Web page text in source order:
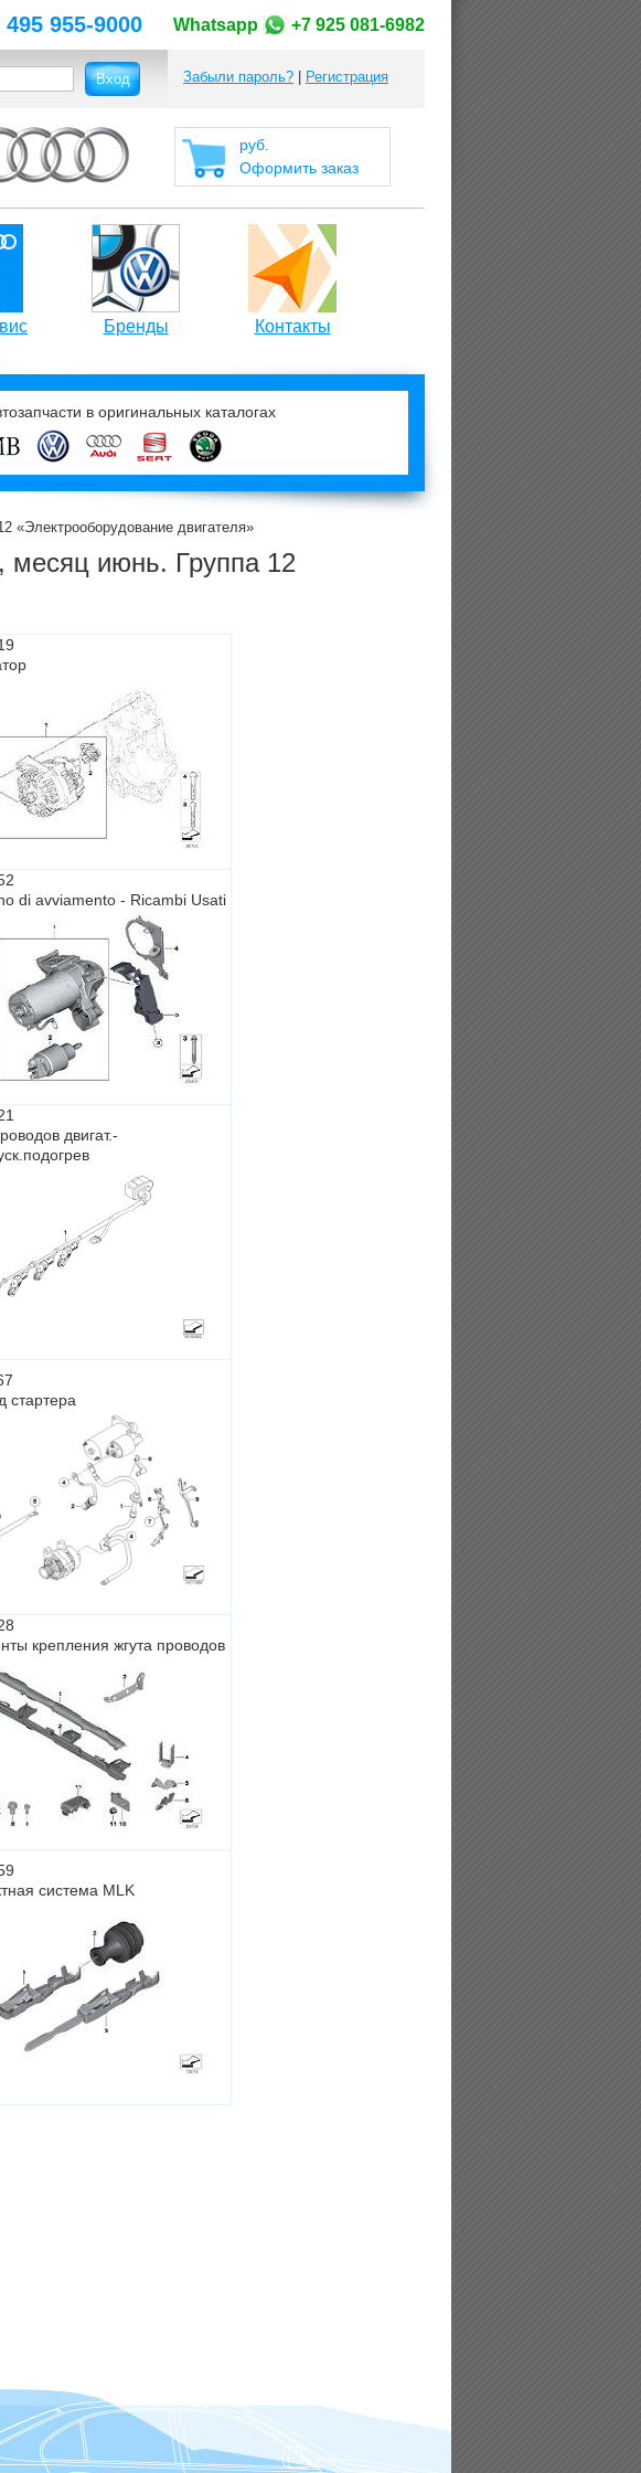
Whatsapp +7 925 081-6982
495 955-9000
Забыли пароль? Регистрация
руб.
Оформить заказ
Бренды Контакты
в оригинальных каталогах
«Электрооборудование двигателя»
июнь. Группа 12
di avviamento - Ricambi Usati
двигат.-
стартера
крепления жгута проводов
система MLK